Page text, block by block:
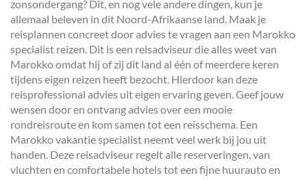
zonsondergang? Dit, en nog vele andere dingen, kun je
allemaal beleven in dit Noord-Afrikaanse land. Maak je
reisplannen concreet door advies te vragen aan een Marokko
specialist reizen. Dit is een reisadviseur die alles weet van
Marokko omdat hij of zij dit land al één of meerdere keren
tijdens eigen reizen heeft bezocht. Hierdoor kan deze
reisprofessional advies uit eigen ervaring geven. Geef jouw
wensen door en ontvang advies over een mooie
rondreisroute en kom samen tot een reisschema. Een
Marokko vakantie specialist neemt veel werk bij jou uit
handen. Deze reisadviseur regelt alle reserveringen, van
vluchten en comfortabele hotels tot een fijne huurauto en